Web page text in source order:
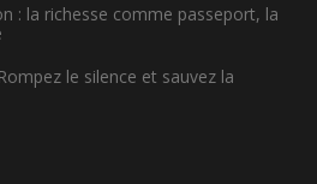
: la richesse comme passeport, la
le silence et sauvez la